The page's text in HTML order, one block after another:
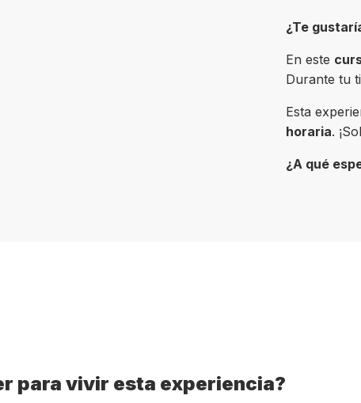
¿Te
En este
Durante tu
Esta
horaria.
¿A qué
para vivir esta experiencia?